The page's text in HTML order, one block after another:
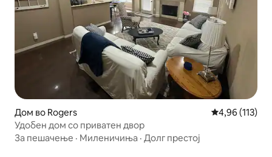
Дом во Rogers Просечна
4,96 (113)
Удобен дом со приватен двор
За пешачење · Миленичиња · Долг престој